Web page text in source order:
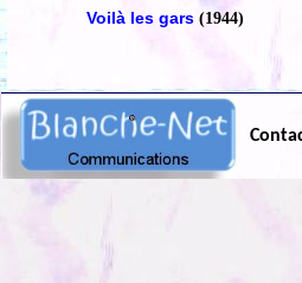
Voilà les gars (1944)